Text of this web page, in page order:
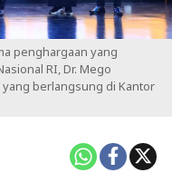
penghargaan yang
RI, Dr. Mego
berlangsung di Kantor